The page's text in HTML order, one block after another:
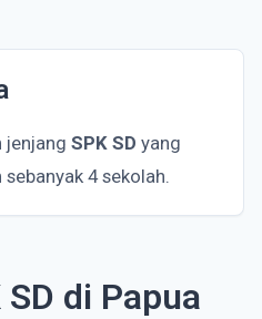
jenjang SPK SD yang
sebanyak 4 sekolah.
di Papua